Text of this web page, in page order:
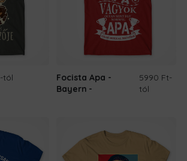
-tól
Focista Apa -
Bayern
5990 Ft-
tól